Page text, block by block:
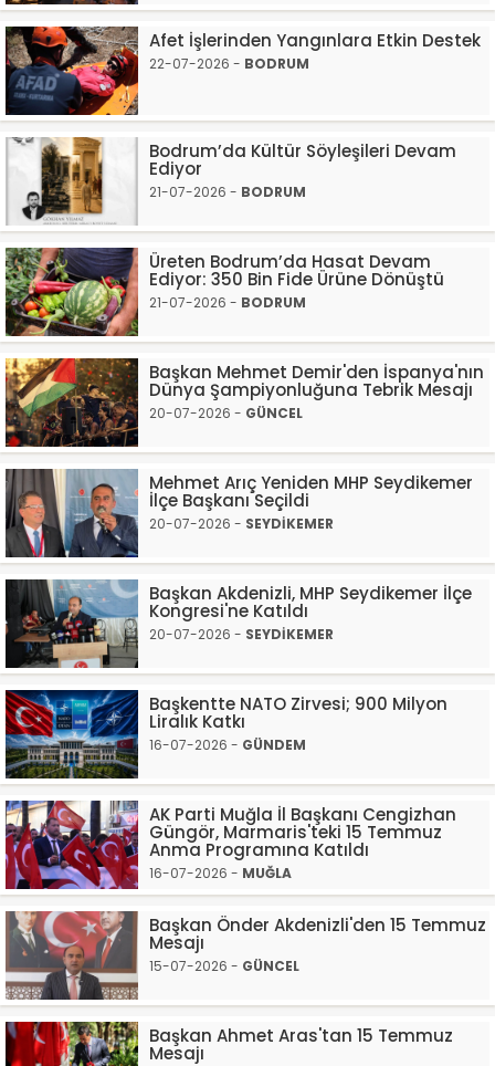
Afet İşlerinden Yangınlara Etkin Destek
22-07-2026 - BODRUM
Bodrum’da Kültür Söyleşileri Devam
Ediyor
21-07-2026 - BODRUM
Üreten Bodrum’da Hasat Devam
Ediyor: 350 Bin Fide Ürüne Dönüştü
21-07-2026 - BODRUM
Başkan Mehmet Demir'den İspanya'nın
Dünya Şampiyonluğuna Tebrik Mesajı
20-07-2026 - GÜNCEL
Mehmet Arıç Yeniden MHP Seydikemer
İlçe Başkanı Seçildi
20-07-2026 - SEYDİKEMER
Başkan Akdenizli, MHP Seydikemer İlçe
Kongresi'ne Katıldı
20-07-2026 - SEYDİKEMER
Başkentte NATO Zirvesi; 900 Milyon
Liralık Katkı
16-07-2026 - GÜNDEM
AK Parti Muğla İl Başkanı Cengizhan
Güngör, Marmaris'teki 15 Temmuz
Anma Programına Katıldı
16-07-2026 - MUĞLA
Başkan Önder Akdenizli'den 15 Temmuz
Mesajı
15-07-2026 - GÜNCEL
Başkan Ahmet Aras'tan 15 Temmuz
Mesajı